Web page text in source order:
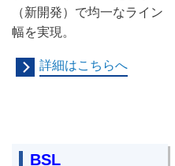
（新開発）で均一なライン
幅を実現。
詳細はこちらへ
BSL